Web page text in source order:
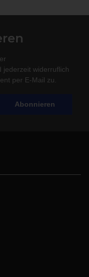
jederzeit widerruflich
per E-Mail zu.
Abonnieren